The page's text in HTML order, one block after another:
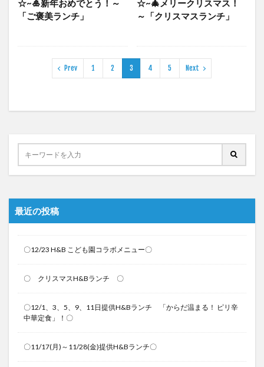
☆~🎍新年おめでとう！～
「ご褒美ランチ」
☆~🎄メリークリスマス！
～「クリスマスランチ」
Prev 1 2 3 4 5 Next
最近の投稿
〇12/23 H&B こども園コラボメニュー〇
〇 クリスマスH&Bランチ 〇
〇12/1、3、5、9、11日提供H&Bランチ 「からだ温まる！ ピリ辛
中華定食」！〇
〇11/17(月)～11/28(金)提供H&Bランチ〇